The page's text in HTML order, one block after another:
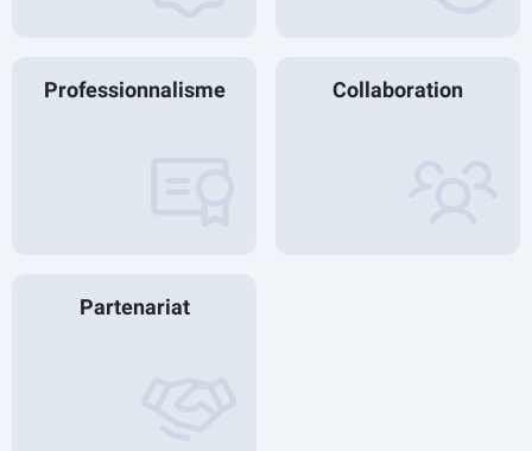
Professionnalisme Collaboration
Partenariat